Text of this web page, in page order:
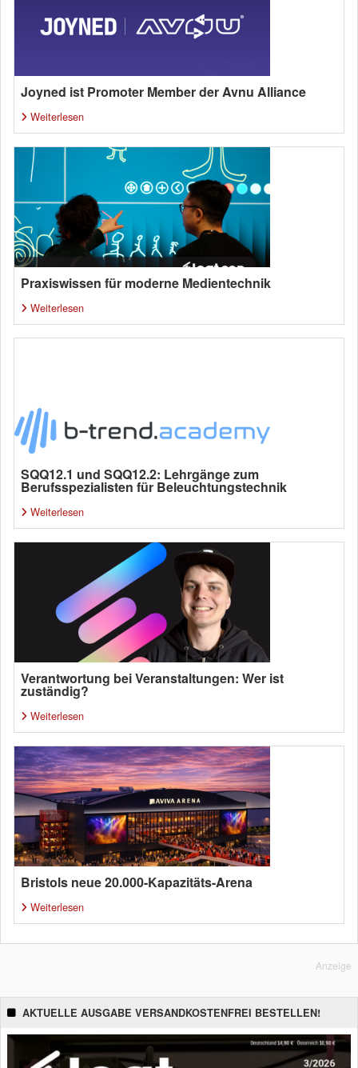
Joyned ist Promoter Member der Avnu Alliance
Weiterlesen
Praxiswissen für moderne Medientechnik
Weiterlesen
SQQ12.1 und SQQ12.2: Lehrgänge zum
Berufsspezialisten für Beleuchtungstechnik
Weiterlesen
Verantwortung bei Veranstaltungen: Wer ist
zuständig?
Weiterlesen
Bristols neue 20.000-Kapazitäts-Arena
Weiterlesen
Anzeige
AKTUELLE AUSGABE VERSANDKOSTENFREI BESTELLEN!